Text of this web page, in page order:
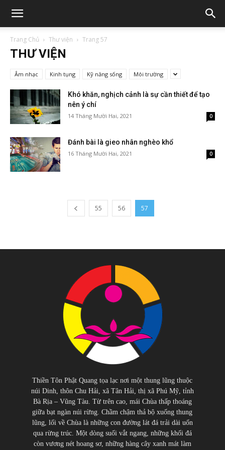
Trang Chủ Thư viện Trang 57
THƯ VIỆN
Âm nhạc Kinh tụng Kỹ năng sống Môi trường
Khó khăn, nghịch cảnh là sự cần thiết để tạo
nên ý chí
14 Tháng Mười Hai, 2021 0
Đánh bài là gieo nhân nghèo khổ
16 Tháng Mười Hai, 2021 0
55 56 57
Thiền Tôn Phật Quang tọa lạc nơi một thung lũng thuộc
núi Dinh, thôn Chu Hải, xã Tân Hải, thị xã Phú Mỹ, tỉnh
Bà Rịa – Vũng Tàu. Từ trên cao, mái Chùa thấp thoáng
giữa bạt ngàn núi rừng. Chầm chậm thả bộ xuống thung
lũng, lối về Chùa là những con đường lát đá trải dài uốn
qua rừng trúc. Một dòng suối vắt ngang, những khối đá
còn vương nét hoang sơ, những hàng cây xanh mát làm